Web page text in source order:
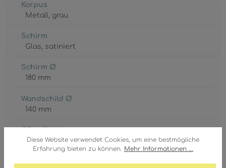
Diese Website verwendet Cookies, um eine bestmögliche
Erfahrung bieten zu können. Mehr Informationen ...
Korpus
Metall , grau
Schirm
Glas, satiniert
Schirm Ø
180 mm
Wandschild Ø
140 mm
GTIN/EAN:
9007371447671